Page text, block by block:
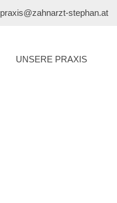
praxis@zahnarzt-stephan.at
UNSERE PRAXIS